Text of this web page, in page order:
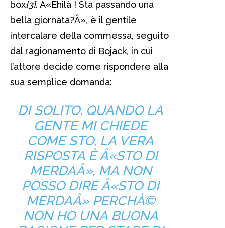
box[3]. Â«Ehilà ! Sta passando una
bella giornata?Â», è il gentile
intercalare della commessa, seguito
dal ragionamento di Bojack, in cui
l’attore decide come rispondere alla
sua semplice domanda:
DI SOLITO, QUANDO LA
GENTE MI CHIEDE
COME STO, LA VERA
RISPOSTA È Â«STO DI
MERDAÂ», MA NON
POSSO DIRE Â«STO DI
MERDAÂ» PERCHÀ©
NON HO UNA BUONA